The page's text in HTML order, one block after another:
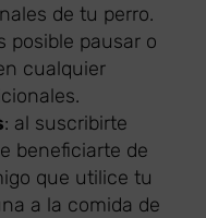
de tu perro.
posible pausar o
cualquier
: al suscribirte
beneficiarte de
que utilice tu
a la comida de